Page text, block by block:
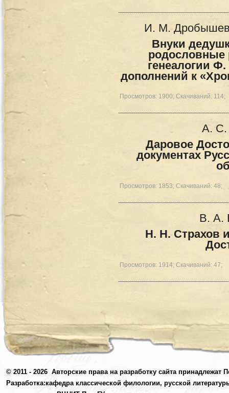
И. М.
Внуки
родословные
генеалогии
дополнений к
Просмотров: 1900; Скачиваний: 114;
А. С.
Даровое
документах
Просмотров: 1853; Скачиваний: 48;
В. А.
Н. Н. Страхов
Просмотров: 1914; Скачиваний: 47;
© 2011 - 2026 Авторские права на разработку сайта принадлежат
Разработка:кафедра классической филологии, русской